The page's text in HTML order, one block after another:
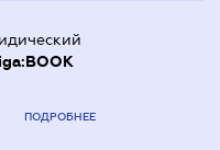
ПОДРОБНЕЕ